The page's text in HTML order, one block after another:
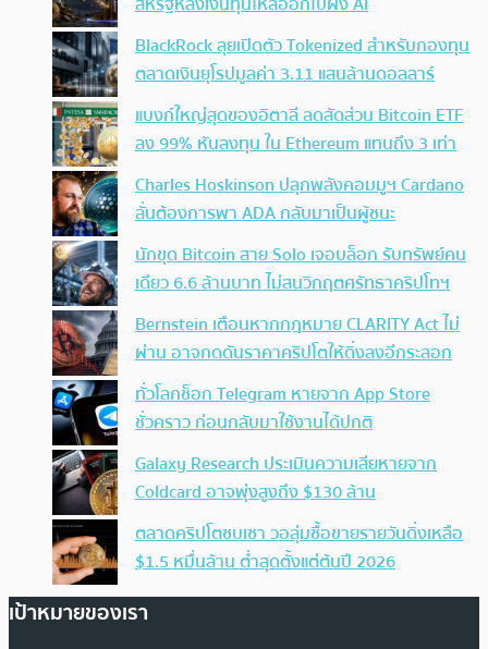
BlackRock ลุยเปิดตัว Tokenized สำหรับกองทุน
ตลาดเงินยุโรปมูลค่า 3.11 แสนล้านดอลลาร์
แบงก์ใหญ่สุดของอิตาลี ลดสัดส่วน Bitcoin ETF
ลง 99% หันลงทุน ใน Ethereum แทนถึง 3 เท่า
Charles Hoskinson ปลุกพลังคอมมูฯ Cardano
ลั่นต้องการพา ADA กลับมาเป็นผู้ชนะ
นักขุด Bitcoin สาย Solo เจอบล็อก รับทรัพย์คน
เดียว 6.6 ล้านบาท ไม่สนวิกฤตศรัทธาคริปโทฯ
Bernstein เตือนหากกฎหมาย CLARITY Act ไม่
ผ่าน อาจกดดันราคาคริปโตให้ดิ่งลงอีกระลอก
ทั่วโลกช็อก Telegram หายจาก App Store
ชั่วคราว ก่อนกลับมาใช้งานได้ปกติ
Galaxy Research ประเมินความเสียหายจาก
Coldcard อาจพุ่งสูงถึง $130 ล้าน
ตลาดคริปโตซบเซา วอลุ่มซื้อขายรายวันดิ่งเหลือ
$1.5 หมื่นล้าน ต่ำสุดตั้งแต่ต้นปี 2026
เป้าหมายของเรา